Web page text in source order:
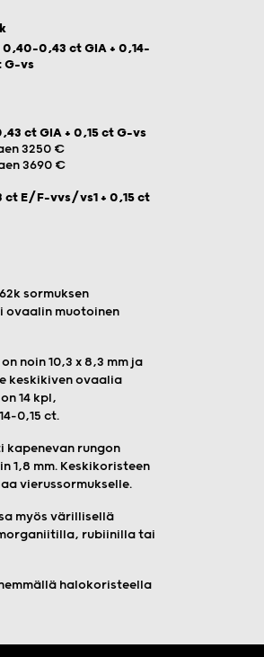
ct GIA + 0,14–
G-vs
ct GIA + 0,15 ct G-vs
3250 €
3690 €
E/F-vvs/vs1 + 0,15 ct
sormuksen
ovaalin muotoinen
noin 10,3 x 8,3 mm ja
keskikiven ovaalia
14 kpl,
ct.
rungon
1,8 mm. Keskikoristeen
vierussormukselle.
myös värillisellä
rubiinilla tai
halokoristeella